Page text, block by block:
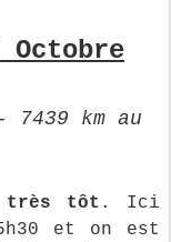
km au
très tôt . Ici
et on est